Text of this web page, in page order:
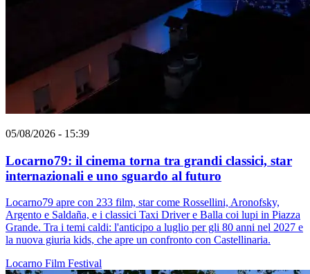
05/08/2026 - 15:39
Locarno79: il cinema torna tra grandi classici, star
internazionali e uno sguardo al futuro
Locarno79 apre con 233 film, star come Rossellini, Aronofsky,
Argento e Saldaña, e i classici Taxi Driver e Balla coi lupi in Piazza
Grande. Tra i temi caldi: l'anticipo a luglio per gli 80 anni nel 2027 e
la nuova giuria kids, che apre un confronto con Castellinaria.
Locarno Film Festival